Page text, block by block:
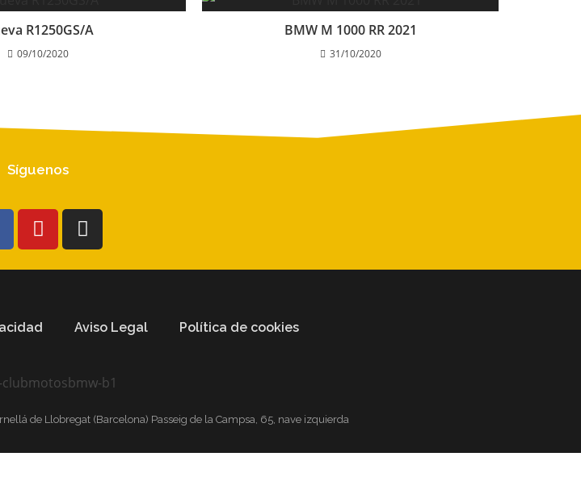
R1250GS/A
09/10/2020
BMW M 1000 RR 2021
31/10/2020
Síguenos
Aviso Legal Política de cookies
de Llobregat (Barcelona) Passeig de la Campsa, 65, nave izquierda